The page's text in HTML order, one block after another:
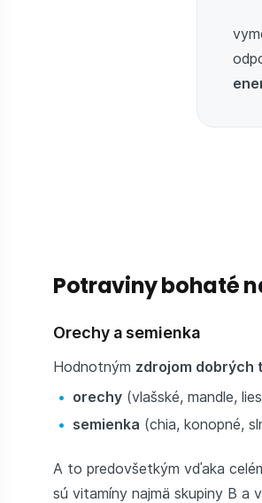
Potraviny bohaté
Orechy a semienka
Hodnotným zdrojom dobrých
orechy (vlašské, mandle,
semienka (chia, konopné,
A to predovšetkým vďaka
sú vitamíny najmä skupiny B a